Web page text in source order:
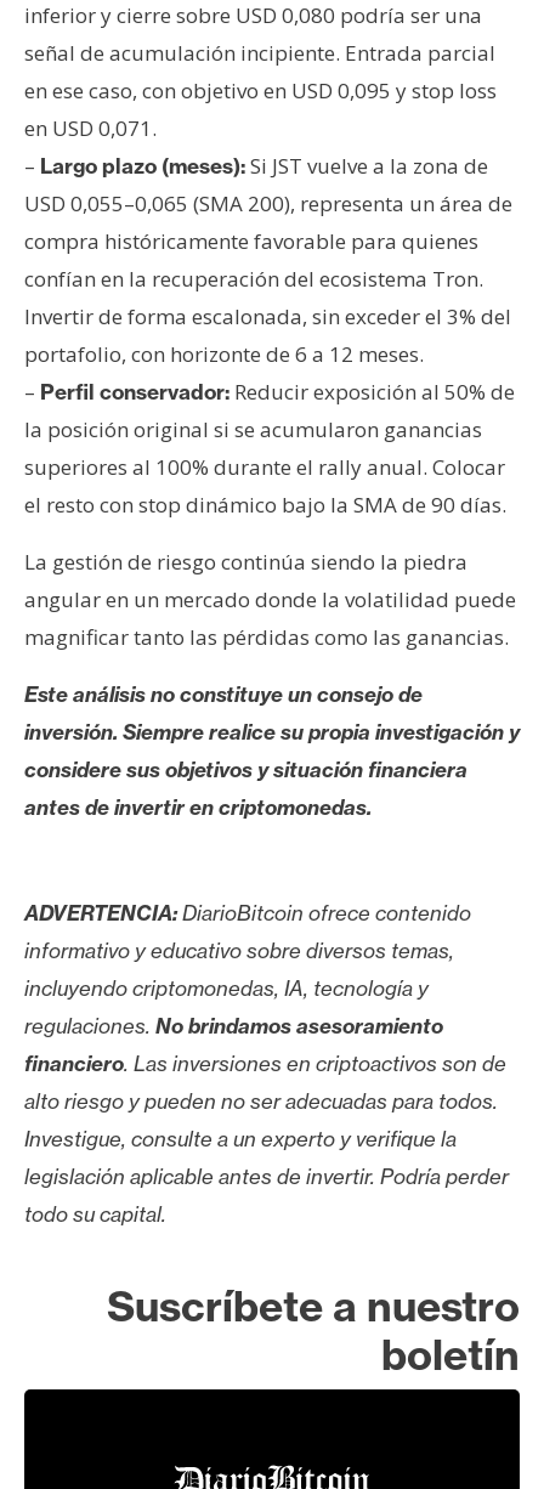
inferior y cierre sobre USD 0,080 podría ser una
señal de acumulación incipiente. Entrada parcial
en ese caso, con objetivo en USD 0,095 y stop loss
en USD 0,071.
– Largo plazo (meses):Si JST vuelve a la zona de
USD 0,055–0,065 (SMA 200), representa un área de
compra históricamente favorable para quienes
confían en la recuperación del ecosistema Tron.
Invertir de forma escalonada, sin exceder el 3% del
portafolio, con horizonte de 6 a 12 meses.
– Perfil conservador: Reducir exposición al 50% de
la posición original si se acumularon ganancias
superiores al 100% durante el rally anual. Colocar
el resto con stop dinámico bajo la SMA de 90 días.
La gestión de riesgo continúa siendo la piedra
angular en un mercado donde la volatilidad puede
magnificar tanto las pérdidas como las ganancias.
Este análisis no constituye un consejo de
inversión. Siempre realice su propia investigación y
considere sus objetivos y situación financiera
antes de invertir en criptomonedas.
ADVERTENCIA:DiarioBitcoin ofrece contenido
informativo y educativo sobre diversos temas,
incluyendo criptomonedas, IA, tecnología y
regulaciones. No brindamos asesoramiento
financiero. Las inversiones en criptoactivos son de
alto riesgo y pueden no ser adecuadas para todos.
Investigue, consulte a un experto y verifique la
legislación aplicable antes de invertir. Podría perder
todo su capital.
Suscríbete a nuestro
boletín